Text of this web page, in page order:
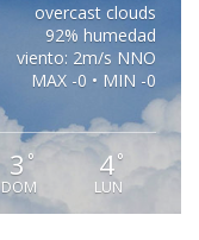
overcast clouds
92% humedad
viento: 2m/s NNO
MAX -0 • MIN -0
3 °
DOM
4°
LUN